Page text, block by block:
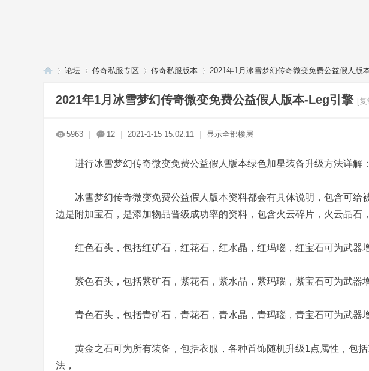
论坛 传奇私服专区 传奇私服版本 2021年1月冰雪梦幻传奇微变免费公益假人版
2021年1月冰雪梦幻传奇微变免费公益假人版本-Leg引擎 [
5963 12 2021-1-15 15:02:11 显示全部楼层
进行冰雪梦幻传奇微变免费公益假人版本绿色加星装备升级方法详解：
冰雪梦幻传奇微变免费公益假人版本资料都会有具体说明，包含可给
边是附加宝石，是添加物品晋级成功率的资料，包含火云碎片，火云晶石
红色石头，包括红矿石，红花石，红水晶，红玛瑙，红宝石可为武器增
紫色石头，包括紫矿石，紫花石，紫水晶，紫玛瑙，紫宝石可为武器增
青色石头，包括青矿石，青花石，青水晶，青玛瑙，青宝石可为武器增
黄金之石可为所有装备，包括衣服，各种首饰随机升级1点属性，包括
法，